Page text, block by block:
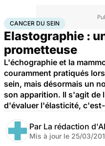
AccueilSanté Maladies
CANCER DU SEIN
Elastographie :
prometteuse
L'échographie et la
couramment pratiqués
sein, mais désormais un
son apparition. Il s'agit de
d'évaluer l'élasticité,
Par La rédaction
Mis à jour le 25/03/